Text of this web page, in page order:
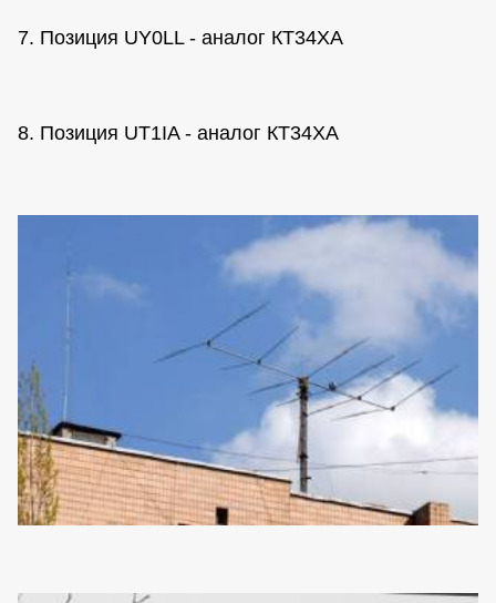
7. Позиция UY0LL - аналог КТ34ХА
8. Позиция UT1IA - аналог КТ34ХА